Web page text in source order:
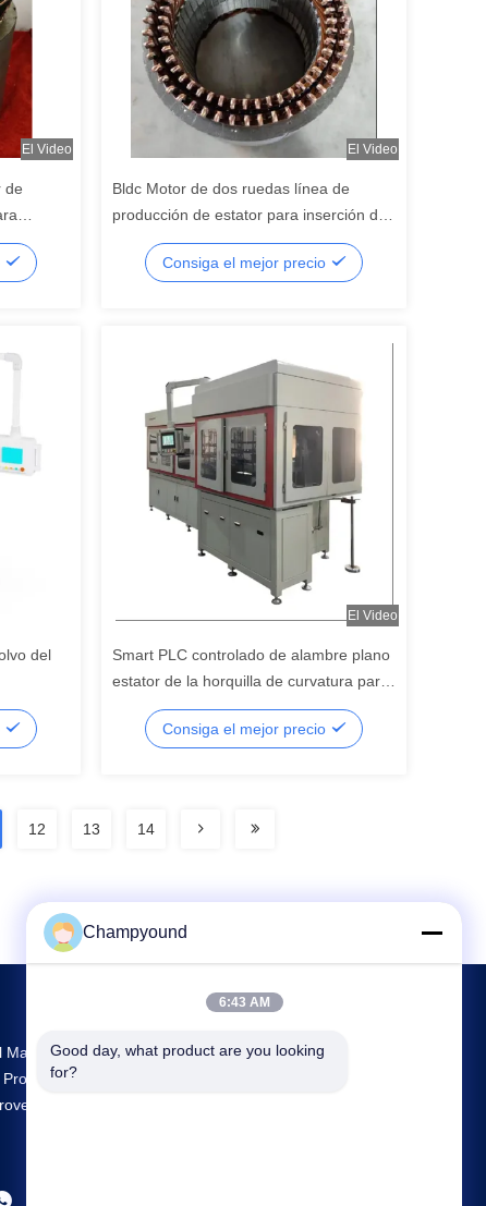
El Video
de
El Video
Bldc Motor de dos ruedas línea de
producción de estator para inserción de
ampliación de torsión
Consiga el mejor precio
del
El Video
Smart PLC controlado de alambre plano
estator de la horquilla de curvatura para
1.0 mm a 5.0 mm de cables
Consiga el mejor precio
12 13 14
Mayor Centro De Investigación Y Desarrollo
Producción Hairpin Winding Machine
En China
Champyound
6:43 AM
Good day, what product are you looking
for?